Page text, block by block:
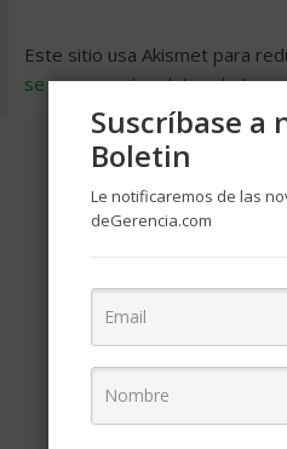
Este sitio usa Akismet para
se procesan los datos de tus
Suscríbase a
Boletin
Le notificaremos de las
deGerencia.com